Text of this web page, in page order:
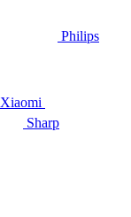
Philips
Xiaomi
Sharp